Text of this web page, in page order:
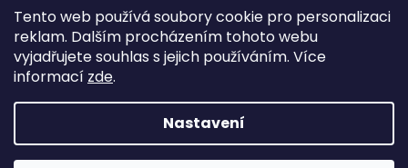
Tento web používá soubory cookie pro personalizaci
reklam. Dalším procházením tohoto webu
vyjadřujete souhlas s jejich používáním. Více
informací zde.
Nastavení
podpora@evolveo.cz
Facebook
evolveo_cz
YouTube